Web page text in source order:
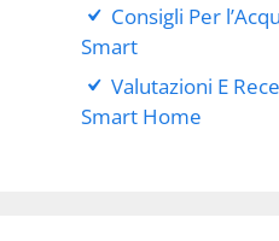
Consigli Per
Smart
Valutazioni E
Smart Home